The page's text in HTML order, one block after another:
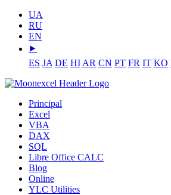
UA
RU
EN
⯈
ES JA DE HI AR CN PT FR IT KO
Principal
Excel
VBA
DAX
SQL
Libre Office CALC
Blog
Online
YLC Utilities